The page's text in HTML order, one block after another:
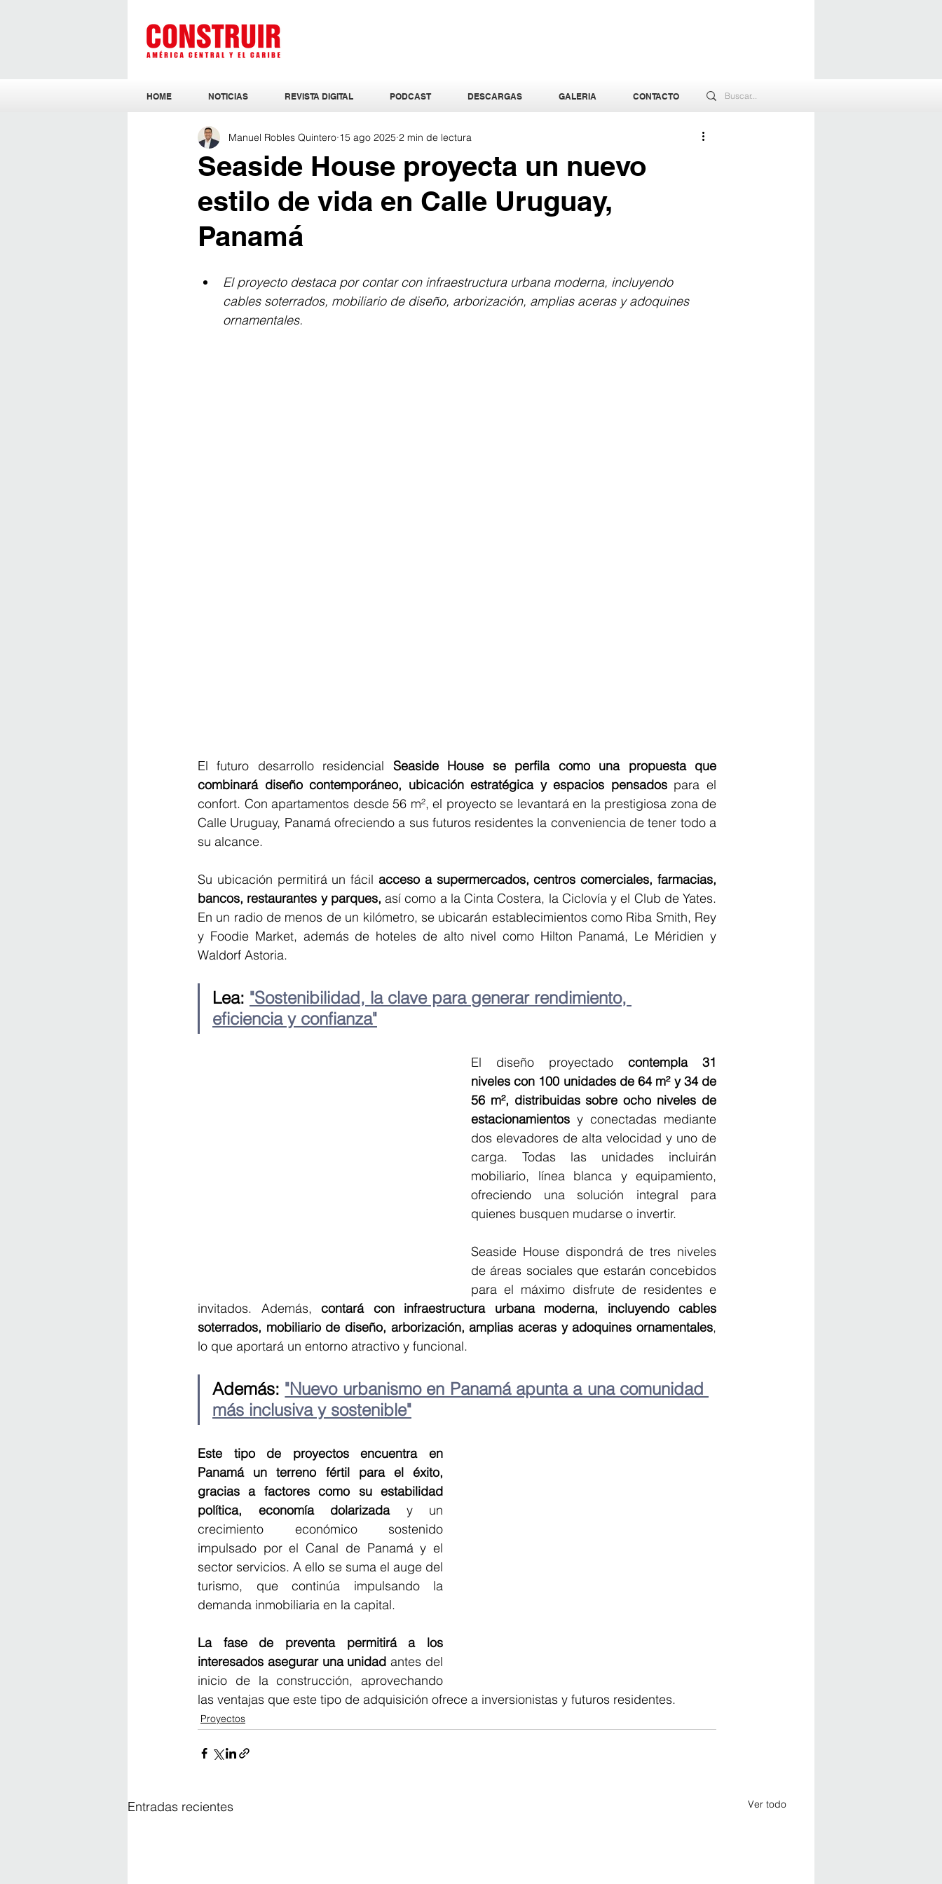
HOME NOTICIAS REVISTA DIGITAL PODCAST DESCARGAS GALERIA CONTACTO
Seaside House proyecta un nuevo
estilo de vida en Calle Uruguay,
Panamá
Manuel Robles Quintero 15 ago 2025 2 min de lectura
El proyecto destaca por contar con infraestructura urbana moderna, incluyendo
cables soterrados, mobiliario de diseño, arborización, amplias aceras y adoquines
ornamentales.
El futuro desarrollo residencial Seaside House se perfila como una propuesta que
combinará diseño contemporáneo, ubicación estratégica y espacios pensados para el
confort. Con apartamentos desde 56 m², el proyecto se levantará en la prestigiosa zona de
Calle Uruguay, Panamá ofreciendo a sus futuros residentes la conveniencia de tener todo a
su alcance.
Su ubicación permitirá un fácil acceso a supermercados, centros comerciales, farmacias,
bancos, restaurantes y parques, así como a la Cinta Costera, la Ciclovía y el Club de Yates.
En un radio de menos de un kilómetro, se ubicarán establecimientos como Riba Smith, Rey
y Foodie Market, además de hoteles de alto nivel como Hilton Panamá, Le Méridien y
Waldorf Astoria.
Lea: "Sostenibilidad, la clave para generar rendimiento,
eficiencia y confianza"
El diseño proyectado contempla 31
niveles con 100 unidades de 64 m² y 34 de
56 m², distribuidas sobre ocho niveles de
estacionamientos y conectadas mediante
dos elevadores de alta velocidad y uno de
carga. Todas las unidades incluirán
mobiliario, línea blanca y equipamiento,
ofreciendo una solución integral para
quienes busquen mudarse o invertir.
Seaside House dispondrá de tres niveles
de áreas sociales que estarán concebidos
para el máximo disfrute de residentes e
invitados. Además, contará con infraestructura urbana moderna, incluyendo cables
soterrados, mobiliario de diseño, arborización, amplias aceras y adoquines ornamentales,
lo que aportará un entorno atractivo y funcional.
Además: "Nuevo urbanismo en Panamá apunta a una comunidad
más inclusiva y sostenible"
Este tipo de proyectos encuentra en
Panamá un terreno fértil para el éxito,
gracias a factores como su estabilidad
política, economía dolarizada y un
crecimiento económico sostenido
impulsado por el Canal de Panamá y el
sector servicios. A ello se suma el auge del
turismo, que continúa impulsando la
demanda inmobiliaria en la capital.
La fase de preventa permitirá a los
interesados asegurar una unidad antes del
inicio de la construcción, aprovechando
las ventajas que este tipo de adquisición ofrece a inversionistas y futuros residentes.
Proyectos
Entradas recientes Ver todo